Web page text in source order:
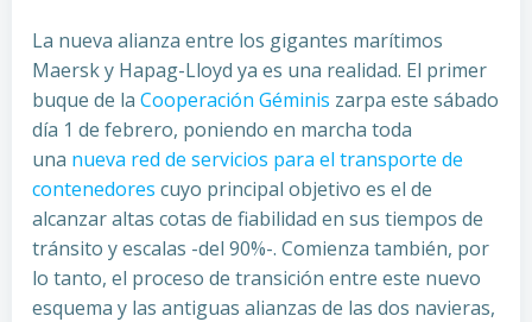
La nueva alianza entre los gigantes marítimos
Maersk y Hapag-Lloyd ya es una realidad. El primer
buque de la Cooperación Géminis zarpa este sábado
día 1 de febrero, poniendo en marcha toda
una nueva red de servicios para el transporte de
contenedores cuyo principal objetivo es el de
alcanzar altas cotas de fiabilidad en sus tiempos de
tránsito y escalas -del 90%-. Comienza también, por
lo tanto, el proceso de transición entre este nuevo
esquema y las antiguas alianzas de las dos navieras,